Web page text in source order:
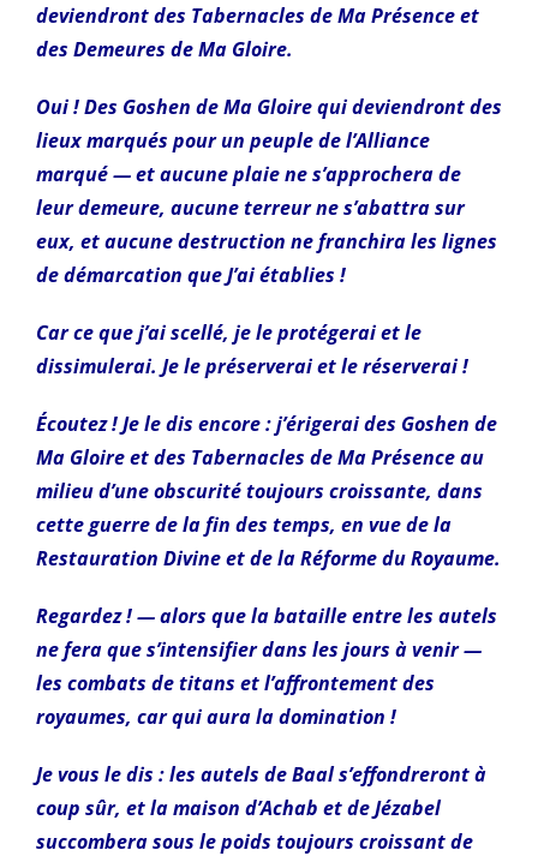
deviendront des Tabernacles de Ma Présence et
des Demeures de Ma Gloire.
Oui ! Des Goshen de Ma Gloire qui deviendront des
lieux marqués pour un peuple de l’Alliance
marqué — et aucune plaie ne s’approchera de
leur demeure, aucune terreur ne s’abattra sur
eux, et aucune destruction ne franchira les lignes
de démarcation que J’ai établies !
Car ce que j’ai scellé, je le protégerai et le
dissimulerai. Je le préserverai et le réserverai !
Écoutez ! Je le dis encore : j’érigerai des Goshen de
Ma Gloire et des Tabernacles de Ma Présence au
milieu d’une obscurité toujours croissante, dans
cette guerre de la fin des temps, en vue de la
Restauration Divine et de la Réforme du Royaume.
Regardez ! — alors que la bataille entre les autels
ne fera que s’intensifier dans les jours àvenir —
les combats de titans et l’affrontement des
royaumes, car qui aura la domination !
Je vous le dis : les autels de Baal s’effondreront à
coup sûr, et la maison d’Achab et de Jézabel
succombera sous le poids toujours croissant de